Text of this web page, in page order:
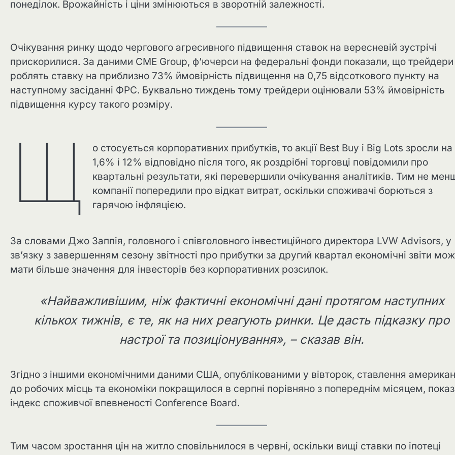
понеділок. Врожайність і ціни змінюються в зворотній залежності.
Очікування ринку щодо чергового агресивного підвищення ставок на вересневій зустрічі
прискорилися. За даними CME Group, ф’ючерси на федеральні фонди показали, що трейдери
роблять ставку на приблизно 73% ймовірність підвищення на 0,75 відсоткового пункту на
наступному засіданні ФРС. Буквально тиждень тому трейдери оцінювали 53% ймовірність
підвищення курсу такого розміру.
Щ
о стосується корпоративних прибутків, то акції Best Buy і Big Lots зросли на
1,6% і 12% відповідно після того, як роздрібні торговці повідомили про
квартальні результати, які перевершили очікування аналітиків. Тим не
компанії попередили про відкат витрат, оскільки споживачі борються з
гарячою інфляцією.
За словами Джо Заппія, головного і співголовного інвестиційного директора LVW Advisors, у
зв’язку з завершенням сезону звітності про прибутки за другий квартал економічні звіти
мати більше значення для інвесторів без корпоративних розсилок.
«Найважливішим, ніж фактичні економічні дані протягом наступних
кількох тижнів, є те, як на них реагують ринки. Це дасть підказку про
настрої та позиціонування», – сказав він.
Згідно з іншими економічними даними США, опублікованими у вівторок, ставлення
до робочих місць та економіки покращилося в серпні порівняно з попереднім місяцем,
індекс споживчої впевненості Conference Board.
Тим часом зростання цін на житло сповільнилося в червні, оскільки вищі ставки по іпотеці